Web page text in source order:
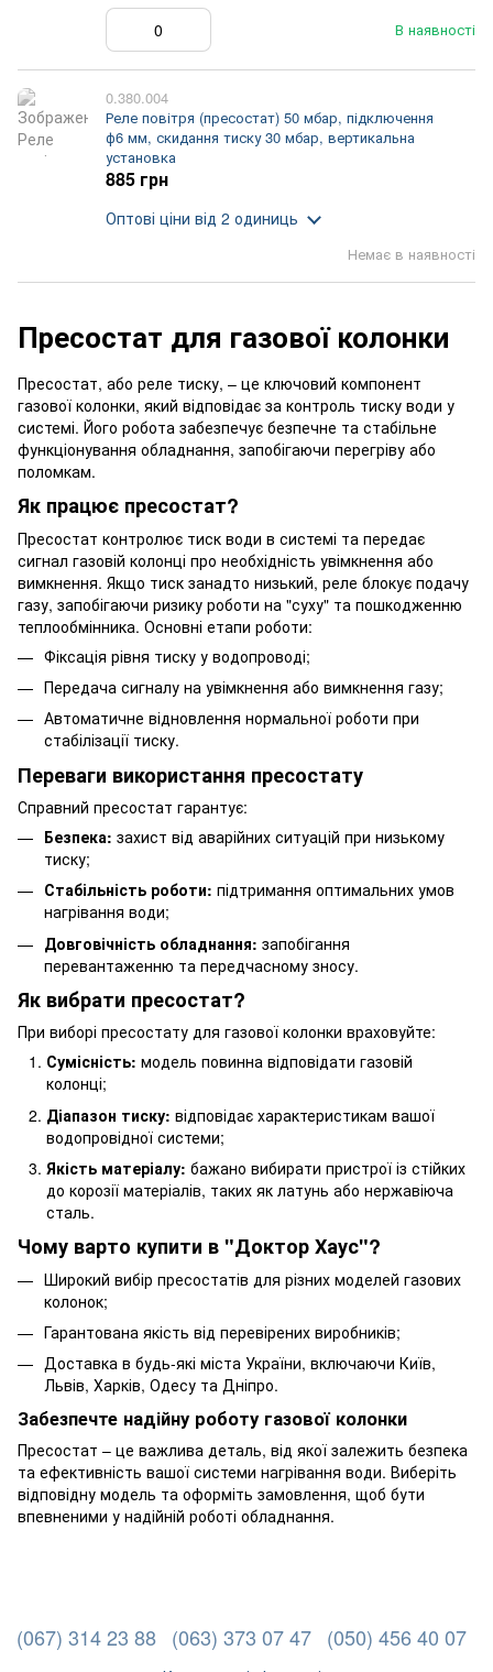
В наявності
0.380.004
Реле повітря (пресостат) 50 мбар, підключення
ф6 мм, скидання тиску 30 мбар, вертикальна
установка
Немає в наявності
885 грн
Оптові ціни від 2 одиниць
Пресостат для газової колонки
Пресостат, або реле тиску, – це ключовий компонент
газової колонки, який відповідає за контроль тиску води у
системі. Його робота забезпечує безпечне та стабільне
функціонування обладнання, запобігаючи перегріву або
поломкам.
Як працює пресостат?
Пресостат контролює тиск води в системі та передає
сигнал газовій колонці про необхідність увімкнення або
вимкнення. Якщо тиск занадто низький, реле блокує подачу
газу, запобігаючи ризику роботи на "суху" та пошкодженню
теплообмінника. Основні етапи роботи:
Фіксація рівня тиску у водопроводі;
Передача сигналу на увімкнення або вимкнення газу;
Автоматичне відновлення нормальної роботи при
стабілізації тиску.
Переваги використання пресостату
Справний пресостат гарантує:
Безпека: захист від аварійних ситуацій при низькому
тиску;
Стабільність роботи: підтримання оптимальних умов
нагрівання води;
Довговічність обладнання: запобігання
перевантаженню та передчасному зносу.
Як вибрати пресостат?
При виборі пресостату для газової колонки враховуйте:
Сумісність: модель повинна відповідати газовій
колонці;
Діапазон тиску: відповідає характеристикам вашої
водопровідної системи;
Якість матеріалу: бажано вибирати пристрої із стійких
до корозії матеріалів, таких як латунь або нержавіюча
сталь.
Чому варто купити в "Доктор Хаус"?
Широкий вибір пресостатів для різних моделей газових
колонок;
Гарантована якість від перевірених виробників;
Доставка в будь-які міста України, включаючи Київ,
Львів, Харків, Одесу та Дніпро.
Забезпечте надійну роботу газової колонки
Пресостат – це важлива деталь, від якої залежить безпека
та ефективність вашої системи нагрівання води. Виберіть
відповідну модель та оформіть замовлення, щоб бути
впевненими у надійній роботі обладнання.
(067) 314 23 88 (063) 373 07 47 (050) 456 40 07